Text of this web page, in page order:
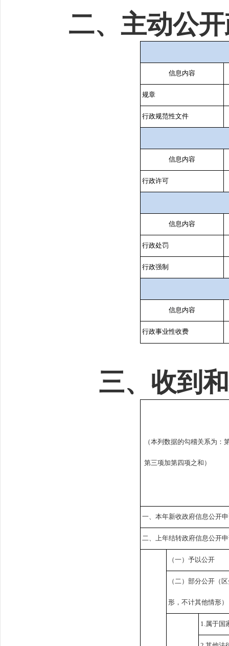
二、 主动公
信息内容
规章
行政规范性文件
信息内容
行政许可
信息内容
行政处罚
行政强制
信息内容
行政事业性收费
三、收到和
（本列数据的勾稽关系为：
第三项加第四项之和）
一、本年新收政府信息公开
二、上年结转政府信息公开
（一）予以公开
（二）部分公开 （
形，不计其他情形）
1.属于国